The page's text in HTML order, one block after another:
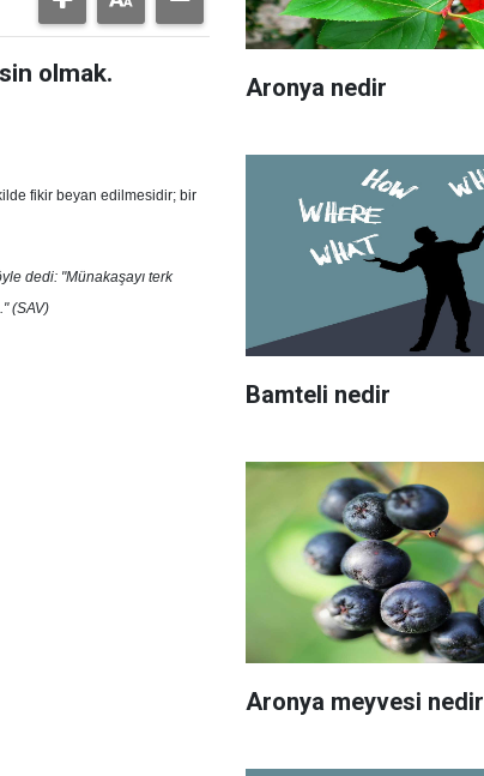
olmak.
fikir beyan edilmesidir; bir
dedi: "Münakaşayı terk
(SAV)
Aronya nedir
Bamteli nedir
Aronya meyvesi nedir